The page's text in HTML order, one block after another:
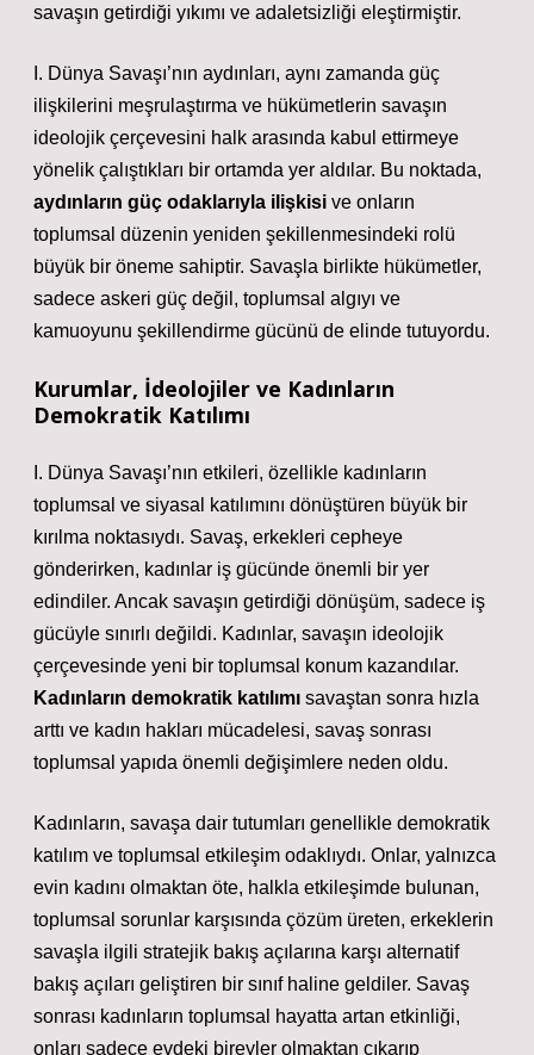
savaşın getirdiği yıkımı ve adaletsizliği eleştirmiştir.
I. Dünya Savaşı’nın aydınları, aynı zamanda güç
ilişkilerini meşrulaştırma ve hükümetlerin savaşın
ideolojik çerçevesini halk arasında kabul ettirmeye
yönelik çalıştıkları bir ortamda yer aldılar. Bu noktada,
aydınların güç odaklarıyla ilişkisi ve onların
toplumsal düzenin yeniden şekillenmesindeki rolü
büyük bir öneme sahiptir. Savaşla birlikte hükümetler,
sadece askeri güç değil, toplumsal algıyı ve
kamuoyunu şekillendirme gücünü de elinde tutuyordu.
Kurumlar, İdeolojiler ve Kadınların
Demokratik Katılımı
I. Dünya Savaşı’nın etkileri, özellikle kadınların
toplumsal ve siyasal katılımını dönüştüren büyük bir
kırılma noktasıydı. Savaş, erkekleri cepheye
gönderirken, kadınlar iş gücünde önemli bir yer
edindiler. Ancak savaşın getirdiği dönüşüm, sadece iş
gücüyle sınırlı değildi. Kadınlar, savaşın ideolojik
çerçevesinde yeni bir toplumsal konum kazandılar.
Kadınların demokratik katılımı savaştan sonra hızla
arttı ve kadın hakları mücadelesi, savaş sonrası
toplumsal yapıda önemli değişimlere neden oldu.
Kadınların, savaşa dair tutumları genellikle demokratik
katılım ve toplumsal etkileşim odaklıydı. Onlar, yalnızca
evin kadını olmaktan öte, halkla etkileşimde bulunan,
toplumsal sorunlar karşısında çözüm üreten, erkeklerin
savaşla ilgili stratejik bakış açılarına karşı alternatif
bakış açıları geliştiren bir sınıf haline geldiler. Savaş
sonrası kadınların toplumsal hayatta artan etkinliği,
onları sadece evdeki bireyler olmaktan çıkarıp